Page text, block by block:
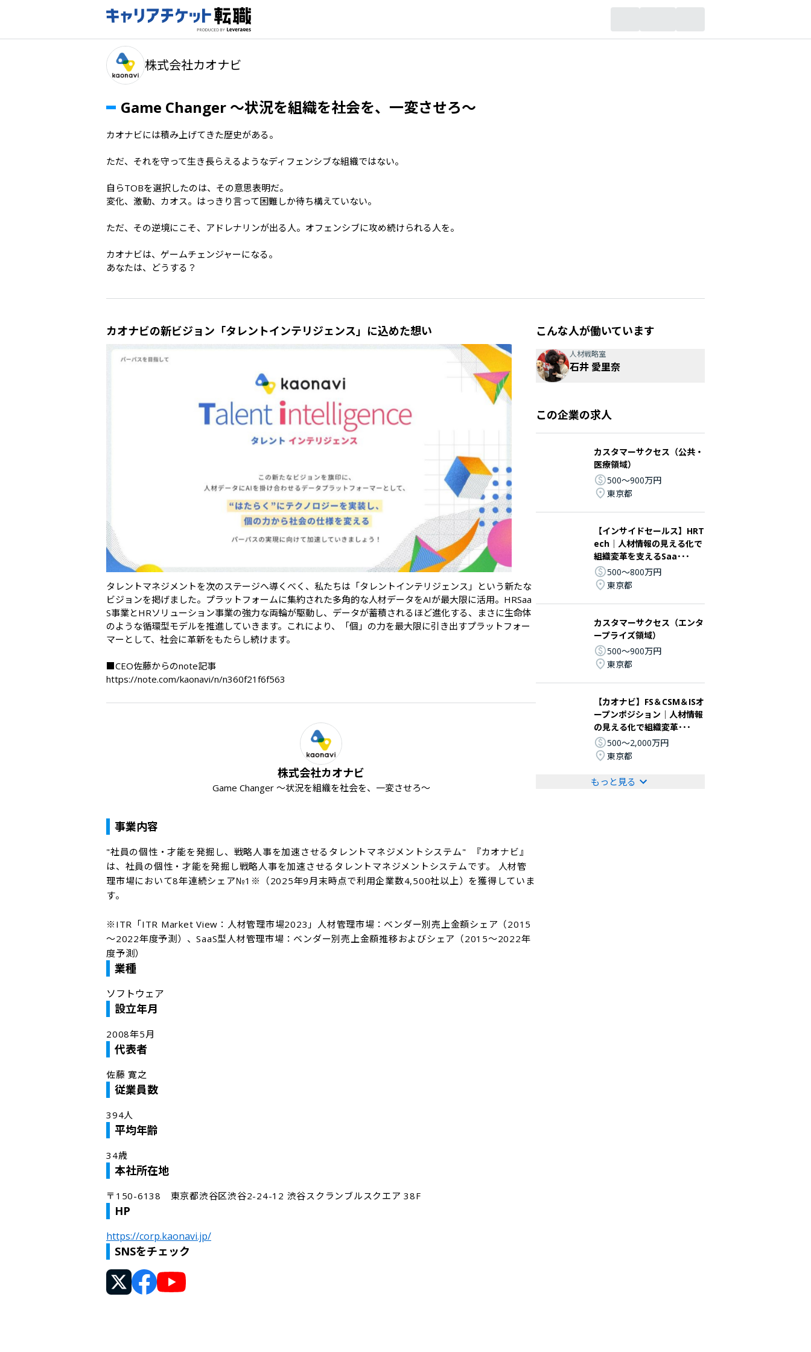
株式会社カオナビ
Game Changer ～状況を組織を社会を、⼀変させろ～
カオナビには積み上げてきた歴史がある。
ただ、それを守って⽣き⻑らえるようなディフェンシブな組織ではない。
⾃らTOBを選択したのは、その意思表明だ。
変化、激動、カオス。はっきり⾔って困難しか待ち構えていない。
ただ、その逆境にこそ、アドレナリンが出る⼈。オフェンシブに攻め続けられる⼈を。
カオナビは、ゲームチェンジャーになる。
あなたは、どうする？
カオナビの新ビジョン「タレントインテリジェンス」に込めた想い
タレントマネジメントを次のステージへ導くべく、私たちは「タレントインテリジェンス」という新たな
ビジョンを掲げました。プラットフォームに集約された多角的な人材データをAIが最大限に活用。HRSaa
S事業とHRソリューション事業の強力な両輪が駆動し、データが蓄積されるほど進化する、まさに生命体
のような循環型モデルを推進していきます。これにより、「個」の力を最大限に引き出すプラットフォー
マーとして、社会に革新をもたらし続けます。
■CEO佐藤からのnote記事
https://note.com/kaonavi/n/n360f21f6f563
株式会社カオナビ
Game Changer ～状況を組織を社会を、⼀変させろ～
事業内容
"社員の個性・才能を発掘し、戦略人事を加速させるタレントマネジメントシステム"  『カオナビ』
は、社員の個性・才能を発掘し戦略人事を加速させるタレントマネジメントシステムです。 人材管
理市場において8年連続シェア№1※（2025年9月末時点で利用企業数4,500社以上）を獲得していま
す。
※ITR「ITR Market View：人材管理市場2023」人材管理市場：ベンダー別売上金額シェア（2015
～2022年度予測）、SaaS型人材管理市場：ベンダー別売上金額推移およびシェア（2015～2022年
度予測）
業種
ソフトウェア
設立年月
2008年5月
代表者
佐藤 寛之
従業員数
394人
平均年齢
34歳
本社所在地
〒150-6138　東京都渋谷区渋谷2-24-12 渋谷スクランブルスクエア 38F
HP
https://corp.kaonavi.jp/
SNSをチェック
こんな人が働いています
人材戦略室
石井 愛里奈
この企業の求人
カスタマーサクセス（公共・
医療領域）
500〜900万円
東京都
【インサイドセールス】HRT
ech│人材情報の見える化で
組織変革を支えるSaa･･･
500〜800万円
東京都
カスタマーサクセス（エンタ
ープライズ領域）
500〜900万円
東京都
【カオナビ】FS＆CSM＆ISオ
ープンポジション│人材情報
の見える化で組織変革･･･
500〜2,000万円
東京都
もっと見る